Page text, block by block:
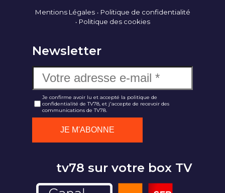
Mentions Légales
Politique de confidentialité
Politique des cookies
Newsletter
Je confirme avoir lu et accepté la politique de
confidentialité de TV78, et j'accepte de recevoir des
communications de TV78.
tv78 sur votre box TV